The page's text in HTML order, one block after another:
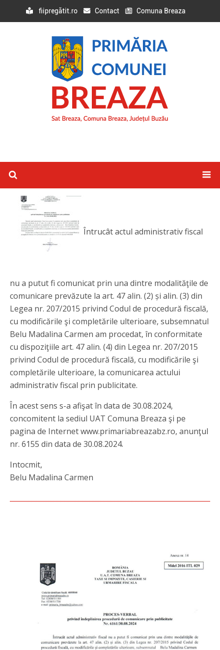
fiipregătit.ro Contact Comuna Breaza
Întrucât actul administrativ fiscal
nu a putut fi comunicat prin una dintre modalităţile de
comunicare prevăzute la art. 47 alin. (2) și alin. (3) din
Legea nr. 207/2015 privind Codul de procedură fiscală,
cu modificările şi completările ulterioare, subsemnatul
Belu Madalina Carmen am procedat, în conformitate
cu dispoziţiile art. 47 alin. (4) din Legea nr. 207/2015
privind Codul de procedură fiscală, cu modificările şi
completările ulterioare, la comunicarea actului
administrativ fiscal prin publicitate.
În acest sens s-a afişat în data de 30.08.2024,
concomitent la sediul UAT Comuna Breaza şi pe
pagina de Internet www.primariabreazabz.ro, anunţul
nr. 6155 din data de 30.08.2024.
Intocmit,
Belu Madalina Carmen